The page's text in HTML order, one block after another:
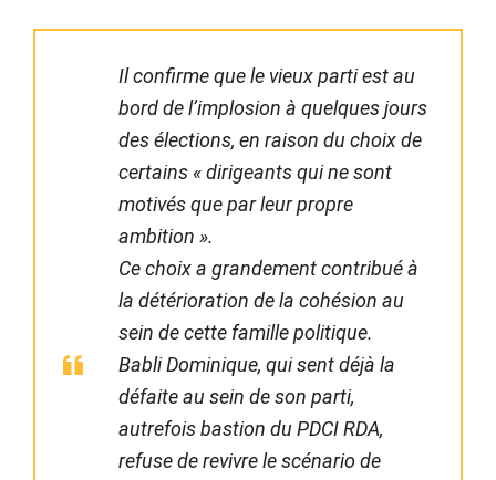
Il confirme que le vieux parti est au
bord de l’implosion à quelques jours
des élections, en raison du choix de
certains « dirigeants qui ne sont
motivés que par leur propre
ambition ».
Ce choix a grandement contribué à
la détérioration de la cohésion au
sein de cette famille politique.
Babli Dominique, qui sent déjà la
défaite au sein de son parti,
autrefois bastion du PDCI RDA,
refuse de revivre le scénario de